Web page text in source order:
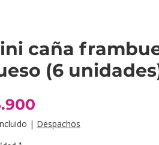
caña
(6
| Despachos